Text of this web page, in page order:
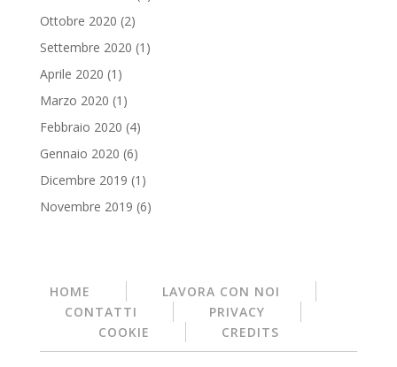
Ottobre 2020 (2)
Settembre 2020 (1)
Aprile 2020 (1)
Marzo 2020 (1)
Febbraio 2020 (4)
Gennaio 2020 (6)
Dicembre 2019 (1)
Novembre 2019 (6)
HOME
LAVORA CON NOI
CONTATTI
PRIVACY
COOKIE
CREDITS